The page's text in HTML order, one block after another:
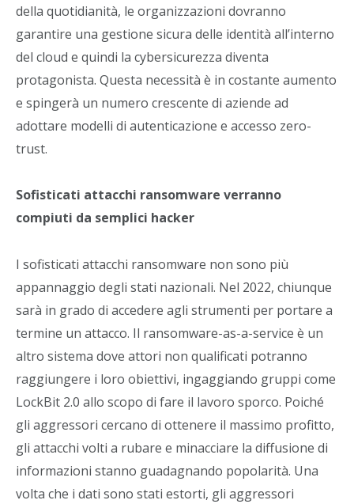
della quotidianità, le organizzazioni dovranno
garantire una gestione sicura delle identità all’interno
del cloud e quindi la cybersicurezza diventa
protagonista. Questa necessità è in costante aumento
e spingerà un numero crescente di aziende ad
adottare modelli di autenticazione e accesso zero-
trust.
Sofisticati attacchi ransomware verranno
compiuti da semplici hacker
I sofisticati attacchi ransomware non sono più
appannaggio degli stati nazionali. Nel 2022, chiunque
sarà in grado di accedere agli strumenti per portare a
termine un attacco. Il ransomware-as-a-service è un
altro sistema dove attori non qualificati potranno
raggiungere i loro obiettivi, ingaggiando gruppi come
LockBit 2.0 allo scopo di fare il lavoro sporco. Poiché
gli aggressori cercano di ottenere il massimo profitto,
gli attacchi volti a rubare e minacciare la diffusione di
informazioni stanno guadagnando popolarità. Una
volta che i dati sono stati estorti, gli aggressori